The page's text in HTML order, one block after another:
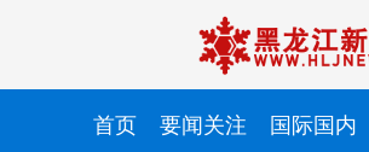
首页 要闻关注 国际国内